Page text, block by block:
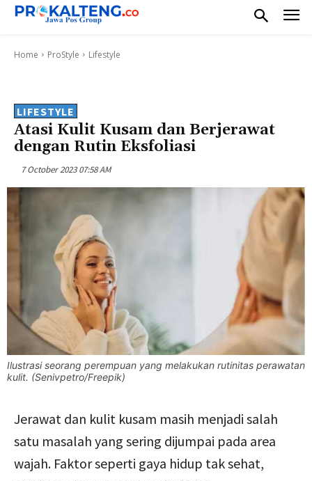
Home ProStyle Lifestyle
LIFESTYLE
Atasi Kulit Kusam dan Berjerawat
dengan Rutin Eksfoliasi
7 October 2023 07:58 AM
Ilustrasi seorang perempuan yang melakukan rutinitas perawatan
kulit. (Senivpetro/Freepik)
Jerawat dan kulit kusam masih menjadi salah
satu masalah yang sering dijumpai pada area
wajah. Faktor seperti gaya hidup tak sehat,